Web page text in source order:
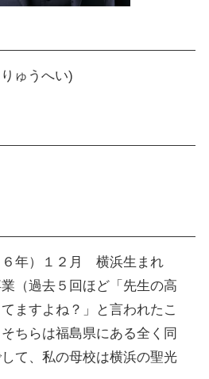
ゅうへい)
６年）１２月 横浜生まれ
（過去５回ほど「先生の高
ますよね？」と言われたこ
ちらは福島県にある全く同
て、私の母校は横浜の聖光